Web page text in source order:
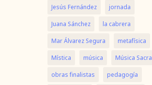
Jesús Fernández
jornada
Juana Sánchez
la cabrera
Mar Álvarez Segura
metafísica
Mística
música
Música Sacra
obras finalistas
pedagogía